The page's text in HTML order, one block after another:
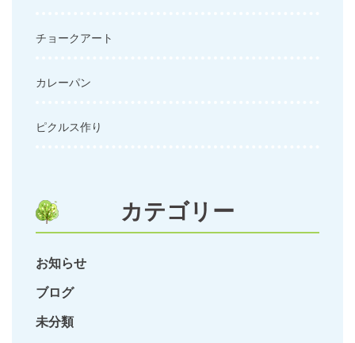
チョークアート
カレーパン
ピクルス作り
カテゴリー
お知らせ
ブログ
未分類